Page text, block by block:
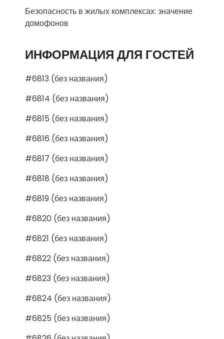
Безопасность в жилых комплексах: значение
домофонов
ИНФОРМАЦИЯ ДЛЯ ГОСТЕЙ
#6813 (без названия)
#6814 (без названия)
#6815 (без названия)
#6816 (без названия)
#6817 (без названия)
#6818 (без названия)
#6819 (без названия)
#6820 (без названия)
#6821 (без названия)
#6822 (без названия)
#6823 (без названия)
#6824 (без названия)
#6825 (без названия)